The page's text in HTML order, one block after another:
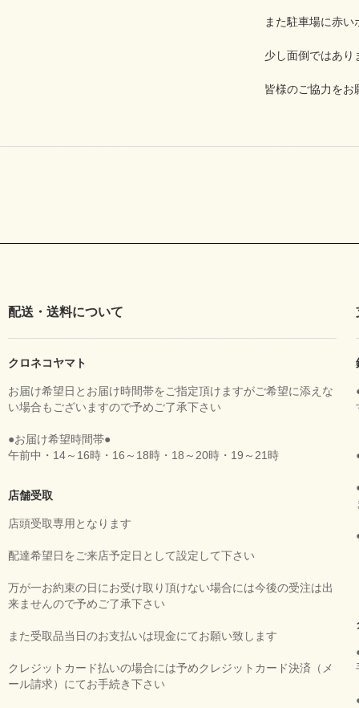
また駐車場に赤
少し面倒ではあり
皆様のご協力をお
配送・送料について
クロネコヤマト
お届け希望日とお届け時間帯をご指定頂けますがご希望に添えな
い場合もございますので予めご了承下さい
●お届け希望時間帯●
午前中・14～16時・16～18時・18～20時・19～21時
店舗受取
店頭受取専用となります
配達希望日をご来店予定日として設定して下さい
万が一お約束の日にお受け取り頂けない場合には今後の受注は出
来ませんので予めご了承下さい
また受取品当日のお支払いは現金にてお願い致します
クレジットカード払いの場合には予めクレジットカード決済（メ
ール請求）にてお手続き下さい